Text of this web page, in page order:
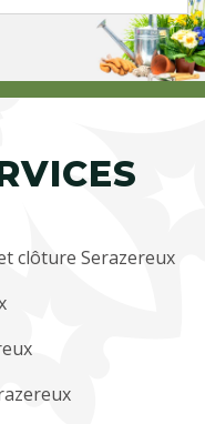
clôture Serazereux